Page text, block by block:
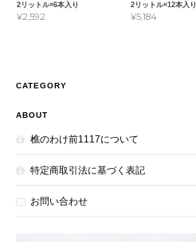
2リットル×6本入り
¥2,592
2リットル×12本入り
¥5,184
CATEGORY
ABOUT
樵のわけ前1117について
特定商取引法に基づく表記
お問い合わせ